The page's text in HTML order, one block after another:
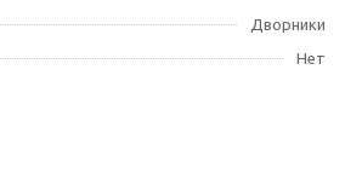
Дворники
Нет